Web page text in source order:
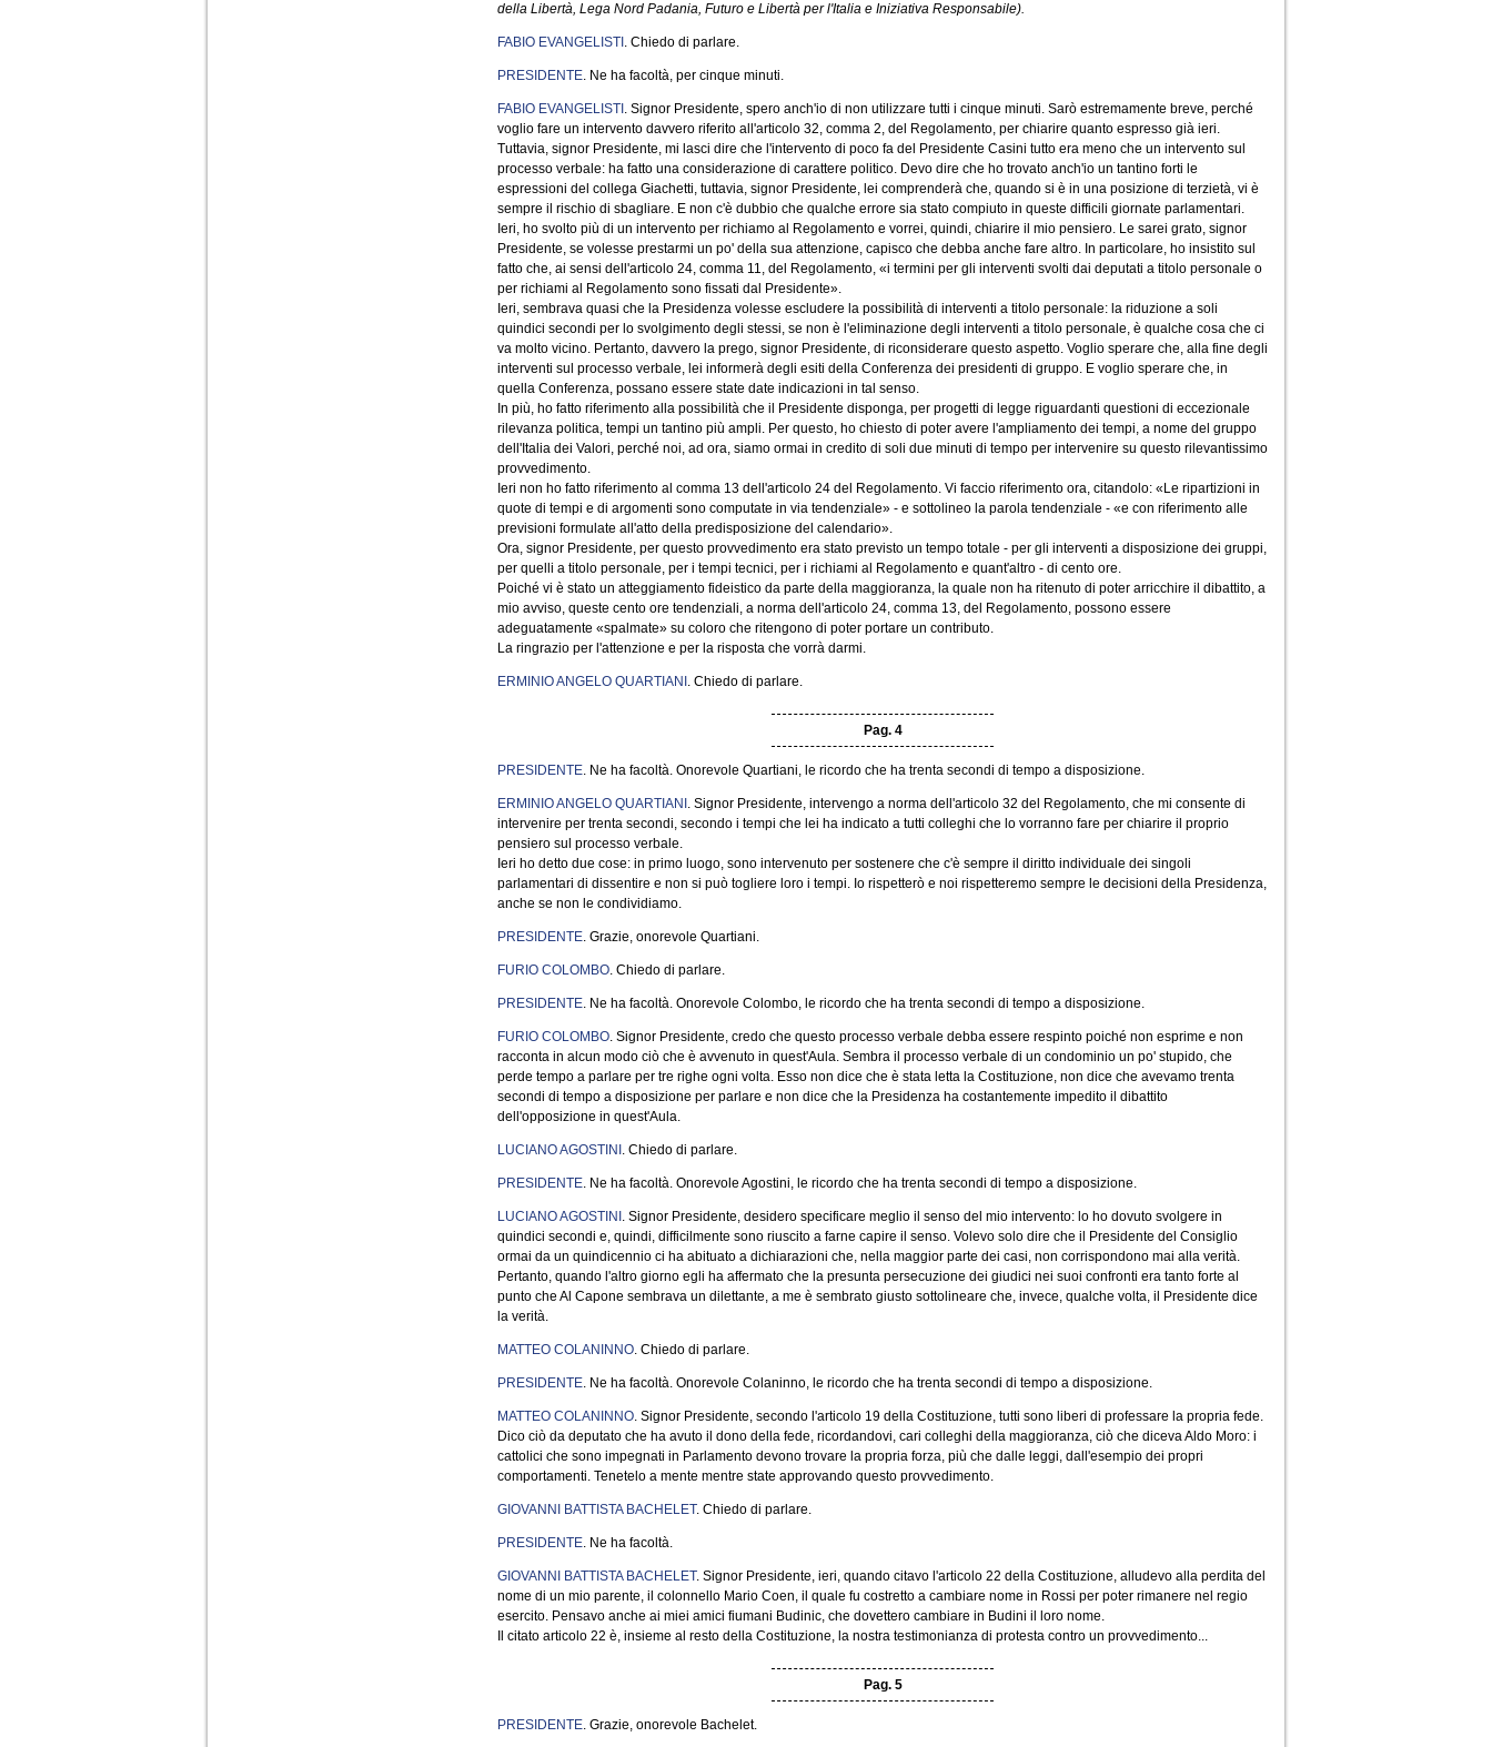
della Libertà, Lega Nord Padania, Futuro e Libertà per l'Italia e Iniziativa Responsabile).
FABIO EVANGELISTI . Chiedo di parlare.
PRESIDENTE. Ne ha facoltà, per cinque minuti.
FABIO EVANGELISTI . Signor Presidente, spero anch'io di non utilizzare tutti i cinque minuti. Sarò estremamente breve, perché
voglio fare un intervento davvero riferito all'articolo 32, comma 2, del Regolamento, per chiarire quanto espresso già ieri.
Tuttavia, signor Presidente, mi lasci dire che l'intervento di poco fa del Presidente Casini tutto era meno che un intervento sul
processo verbale: ha fatto una considerazione di carattere politico. Devo dire che ho trovato anch'io un tantino forti le
espressioni del collega Giachetti, tuttavia, signor Presidente, lei comprenderà che, quando si è in una posizione di terzietà, vi è
sempre il rischio di sbagliare. E non c'è dubbio che qualche errore sia stato compiuto in queste difficili giornate parlamentari.
Ieri, ho svolto più di un intervento per richiamo al Regolamento e vorrei, quindi, chiarire il mio pensiero. Le sarei grato, signor
Presidente, se volesse prestarmi un po' della sua attenzione, capisco che debba anche fare altro. In particolare, ho insistito sul
fatto che, ai sensi dell'articolo 24, comma 11, del Regolamento, «i termini per gli interventi svolti dai deputati a titolo personale o
per richiami al Regolamento sono fissati dal Presidente».
Ieri, sembrava quasi che la Presidenza volesse escludere la possibilità di interventi a titolo personale: la riduzione a soli
quindici secondi per lo svolgimento degli stessi, se non è l'eliminazione degli interventi a titolo personale, è qualche cosa che ci
va molto vicino. Pertanto, davvero la prego, signor Presidente, di riconsiderare questo aspetto. Voglio sperare che, alla fine degli
interventi sul processo verbale, lei informerà degli esiti della Conferenza dei presidenti di gruppo. E voglio sperare che, in
quella Conferenza, possano essere state date indicazioni in tal senso.
In più, ho fatto riferimento alla possibilità che il Presidente disponga, per progetti di legge riguardanti questioni di eccezionale
rilevanza politica, tempi un tantino più ampli. Per questo, ho chiesto di poter avere l'ampliamento dei tempi, a nome del gruppo
dell'Italia dei Valori, perché noi, ad ora, siamo ormai in credito di soli due minuti di tempo per intervenire su questo rilevantissimo
provvedimento.
Ieri non ho fatto riferimento al comma 13 dell'articolo 24 del Regolamento. Vi faccio riferimento ora, citandolo: «Le ripartizioni in
quote di tempi e di argomenti sono computate in via tendenziale» - e sottolineo la parola tendenziale - «e con riferimento alle
previsioni formulate all'atto della predisposizione del calendario».
Ora, signor Presidente, per questo provvedimento era stato previsto un tempo totale - per gli interventi a disposizione dei gruppi,
per quelli a titolo personale, per i tempi tecnici, per i richiami al Regolamento e quant'altro - di cento ore.
Poiché vi è stato un atteggiamento fideistico da parte della maggioranza, la quale non ha ritenuto di poter arricchire il dibattito, a
mio avviso, queste cento ore tendenziali, a norma dell'articolo 24, comma 13, del Regolamento, possono essere
adeguatamente «spalmate» su coloro che ritengono di poter portare un contributo.
La ringrazio per l'attenzione e per la risposta che vorrà darmi.
ERMINIO ANGELO QUARTIANI . Chiedo di parlare.
Pag. 4
PRESIDENTE. Ne ha facoltà. Onorevole Quartiani, le ricordo che ha trenta secondi di tempo a disposizione.
ERMINIO ANGELO QUARTIANI . Signor Presidente, intervengo a norma dell'articolo 32 del Regolamento, che mi consente di
intervenire per trenta secondi, secondo i tempi che lei ha indicato a tutti colleghi che lo vorranno fare per chiarire il proprio
pensiero sul processo verbale.
Ieri ho detto due cose: in primo luogo, sono intervenuto per sostenere che c'è sempre il diritto individuale dei singoli
parlamentari di dissentire e non si può togliere loro i tempi. Io rispetterò e noi rispetteremo sempre le decisioni della Presidenza,
anche se non le condividiamo.
PRESIDENTE. Grazie, onorevole Quartiani.
FURIO COLOMBO. Chiedo di parlare.
PRESIDENTE. Ne ha facoltà. Onorevole Colombo, le ricordo che ha trenta secondi di tempo a disposizione.
FURIO COLOMBO. Signor Presidente, credo che questo processo verbale debba essere respinto poiché non esprime e non
racconta in alcun modo ciò che è avvenuto in quest'Aula. Sembra il processo verbale di un condominio un po' stupido, che
perde tempo a parlare per tre righe ogni volta. Esso non dice che è stata letta la Costituzione, non dice che avevamo trenta
secondi di tempo a disposizione per parlare e non dice che la Presidenza ha costantemente impedito il dibattito
dell'opposizione in quest'Aula.
LUCIANO AGOSTINI . Chiedo di parlare.
PRESIDENTE. Ne ha facoltà. Onorevole Agostini, le ricordo che ha trenta secondi di tempo a disposizione.
LUCIANO AGOSTINI . Signor Presidente, desidero specificare meglio il senso del mio intervento: lo ho dovuto svolgere in
quindici secondi e, quindi, difficilmente sono riuscito a farne capire il senso. Volevo solo dire che il Presidente del Consiglio
ormai da un quindicennio ci ha abituato a dichiarazioni che, nella maggior parte dei casi, non corrispondono mai alla verità.
Pertanto, quando l'altro giorno egli ha affermato che la presunta persecuzione dei giudici nei suoi confronti era tanto forte al
punto che Al Capone sembrava un dilettante, a me è sembrato giusto sottolineare che, invece, qualche volta, il Presidente dice
la verità.
MATTEO COLANINNO. Chiedo di parlare.
PRESIDENTE. Ne ha facoltà. Onorevole Colaninno, le ricordo che ha trenta secondi di tempo a disposizione.
MATTEO COLANINNO. Signor Presidente, secondo l'articolo 19 della Costituzione, tutti sono liberi di professare la propria fede.
Dico ciò da deputato che ha avuto il dono della fede, ricordandovi, cari colleghi della maggioranza, ciò che diceva Aldo Moro: i
cattolici che sono impegnati in Parlamento devono trovare la propria forza, più che dalle leggi, dall'esempio dei propri
comportamenti. Tenetelo a mente mentre state approvando questo provvedimento.
GIOVANNI BATTISTA BACHELET. Chiedo di parlare.
PRESIDENTE. Ne ha facoltà.
GIOVANNI BATTISTA BACHELET. Signor Presidente, ieri, quando citavo l'articolo 22 della Costituzione, alludevo alla perdita del
nome di un mio parente, il colonnello Mario Coen, il quale fu costretto a cambiare nome in Rossi per poter rimanere nel regio
esercito. Pensavo anche ai miei amici fiumani Budinic, che dovettero cambiare in Budini il loro nome.
Il citato articolo 22 è, insieme al resto della Costituzione, la nostra testimonianza di protesta contro un provvedimento...
Pag. 5
PRESIDENTE. Grazie, onorevole Bachelet.